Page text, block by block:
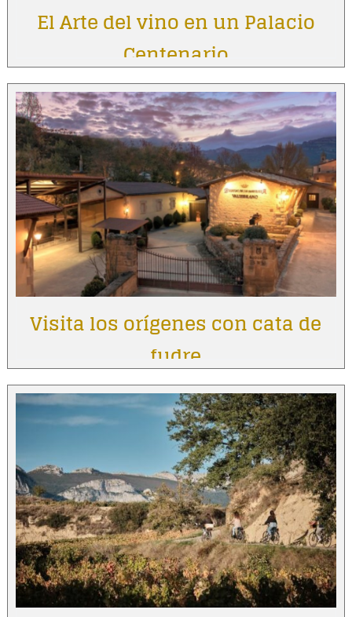
El Arte del vino en un Palacio
Centenario
Visita los orígenes con cata de
fudre